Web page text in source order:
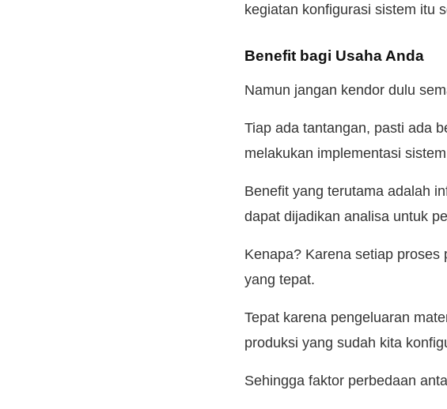
kegiatan konfigurasi sistem itu
Benefit bagi Usaha Anda
Namun jangan kendor dulu
Tiap ada tantangan, pasti ada
melakukan implementasi
Benefit yang terutama adalah
dapat dijadikan analisa untuk
Kenapa? Karena setiap
yang tepat.
Tepat karena pengeluaran
produksi yang sudah kita
Sehingga faktor perbedaan